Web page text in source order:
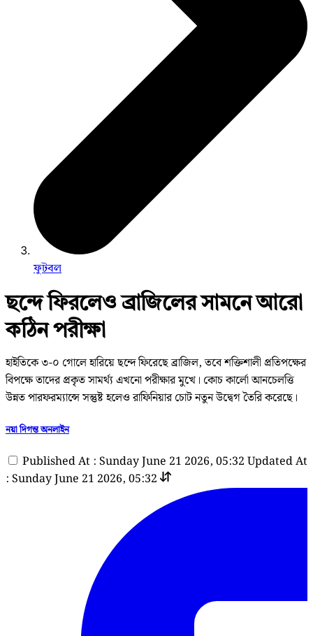
ফুটবল
ছন্দে ফিরলেও ব্রাজিলের সামনে আরো
কঠিন পরীক্ষা
হাইতিকে ৩-০ গোলে হারিয়ে ছন্দে ফিরেছে ব্রাজিল, তবে শক্তিশালী প্রতিপক্ষের
বিপক্ষে তাদের প্রকৃত সামর্থ্য এখনো পরীক্ষার মুখে। কোচ কার্লো আনচেলত্তি
উন্নত পারফরম্যান্সে সন্তুষ্ট হলেও রাফিনিয়ার চোট নতুন উদ্বেগ তৈরি করেছে।
নয়া দিগন্ত অনলাইন
Published At : Sunday June 21 2026, 05:32 Updated At
: Sunday June 21 2026, 05:32